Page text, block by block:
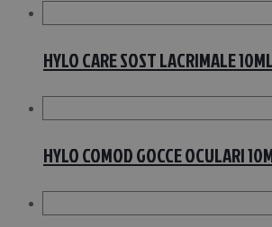
HYLO CARE SOST LACRIMALE 10ML
HYLO COMOD GOCCE OCULARI